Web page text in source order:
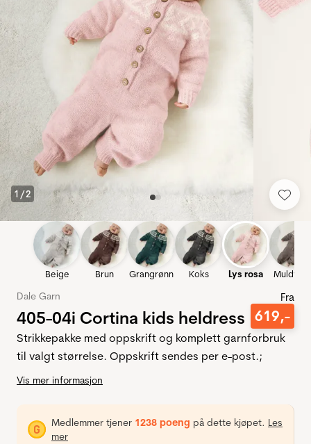
1 /2
Beige Brun Grangrønn Koks Lys rosa
Dale Garn
405-04i Cortina kids heldress
Fra
619,-
Strikkepakke med oppskrift og komplett garnforbruk
til valgt størrelse. Oppskrift sendes per e-post.;
Vis mer informasjon
Medlemmer tjener 1238 poeng på dette kjøpet. Les
mer